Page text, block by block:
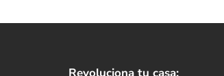
Revoluciona tu casa: